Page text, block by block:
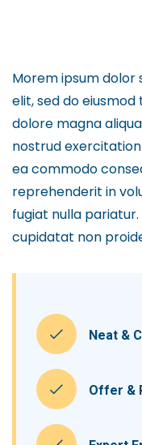
Morem ipsum
elit, sed do
dolore magna
nostrud
ea commodo
reprehenderit in
fugiat nulla
cupidatat non
Neat &
Offer &